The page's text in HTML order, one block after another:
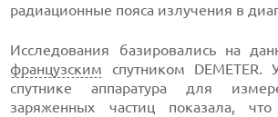
радиационные пояса излучения в
Исследования базировались на
французским спутником DEMETER.
спутнике аппаратура для
заряженных частиц показала, что